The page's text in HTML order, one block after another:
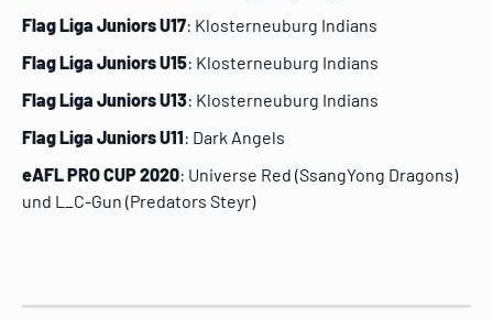
Flag Liga Juniors U17: Klosterneuburg Indians
Flag Liga Juniors U15: Klosterneuburg Indians
Flag Liga Juniors U13: Klosterneuburg Indians
Flag Liga Juniors U11: Dark Angels
eAFL PRO CUP 2020: Universe Red (SsangYong Dragons)
und L_C-Gun (Predators Steyr)